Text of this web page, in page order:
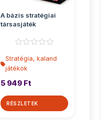
A bázis stratégiai
társasjáték
Stratégia, kaland
játékok
5 949 Ft
RÉSZLETEK